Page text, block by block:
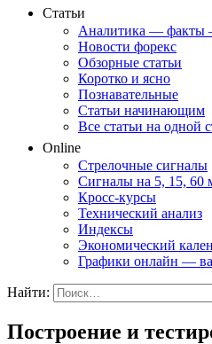
Статьи
Аналитика — факты
Новости форекс
Обзорные статьи
Коротко и ясно
Познавательные
Статьи начинающим
Все статьи на одной
Online
Стрелочные сигналы
Сигналы на 5, 15, 60
Кросс-курсы
Технический анализ
Индексы
Экономический
Графики онлайн —
Найти:
Построение и